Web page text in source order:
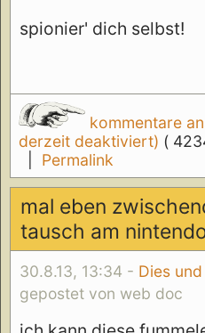
spionier' dich selbst!
kommentare
derzeit deaktiviert) (
Permalink
mal eben
tausch am
30.8.13, 13:34 - Dies
gepostet von web doc